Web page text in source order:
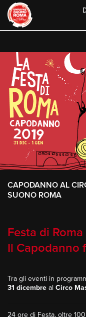
content
CAPODANNO AL
SUONO ROMA
Festa di
Il Capodanno
Tra gli eventi in
31 dicembre al Circo
24 ore di Festa, oltre